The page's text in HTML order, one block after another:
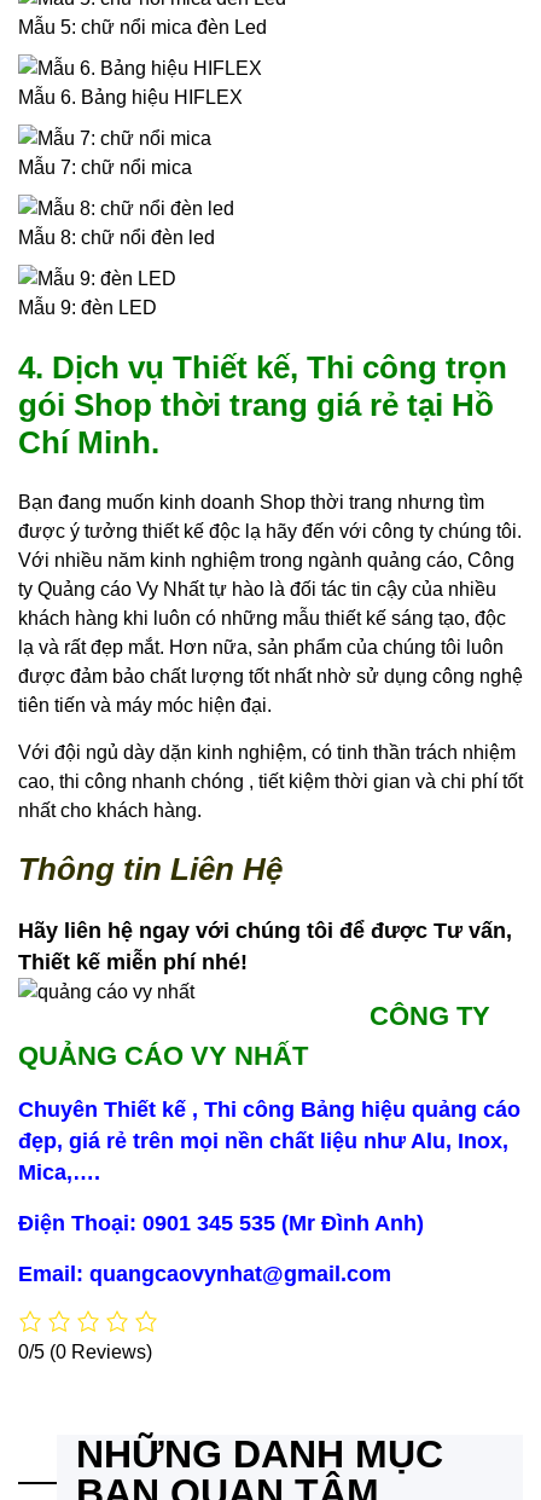
Mẫu 5: chữ nổi mica đèn Led
Mẫu 6. Bảng hiệu HIFLEX
Mẫu 7: chữ nổi mica
Mẫu 8: chữ nổi đèn led
Mẫu 9: đèn LED
4. Dịch vụ Thiết kế, Thi công trọn
gói Shop thời trang giá rẻ tại Hồ
Chí Minh.
Bạn đang muốn kinh doanh Shop thời trang nhưng tìm
được ý tưởng thiết kế độc lạ hãy đến với công ty chúng tôi.
Với nhiều năm kinh nghiệm trong ngành quảng cáo, Công
ty Quảng cáo Vy Nhấttự hào là đối tác tin cậy của nhiều
khách hàng khi luôn có những mẫu thiết kế sáng tạo, độc
lạ và rất đẹp mắt. Hơn nữa, sản phẩm của chúng tôi luôn
được đảm bảo chất lượng tốt nhất nhờ sử dụng công nghệ
tiên tiến và máy móc hiện đại.
Với đội ngủ dày dặn kinh nghiệm, có tinh thần trách nhiệm
cao, thi công nhanh chóng , tiết kiệm thời gian và chi phí tốt
nhất cho khách hàng.
Thông tin Liên Hệ
Hãy liên hệ ngay với chúng tôi để được Tư vấn,
Thiết kế miễn phí nhé!
CÔNG TY
QUẢNG CÁO VY NHẤT
Chuyên Thiết kế , Thi công Bảng hiệu quảng cáo
đẹp, giá rẻ trên mọi nền chất liệu như Alu, Inox,
Mica,….
Điện Thoại: 0901 345 535 (Mr Đình Anh)
Email: quangcaovynhat@gmail.com
0/5 (0 Reviews)
NHỮNG DANH MỤC